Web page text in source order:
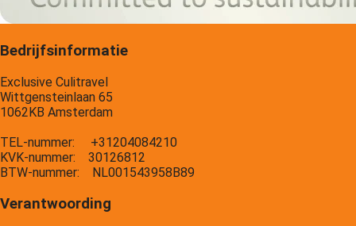
Bedrijfsinformatie
Exclusive Culitravel
Wittgensteinlaan 65
1062KB Amsterdam
TEL-nummer: +31204084210
KVK-nummer: 30126812
BTW-nummer: NL001543958B89
Verantwoording